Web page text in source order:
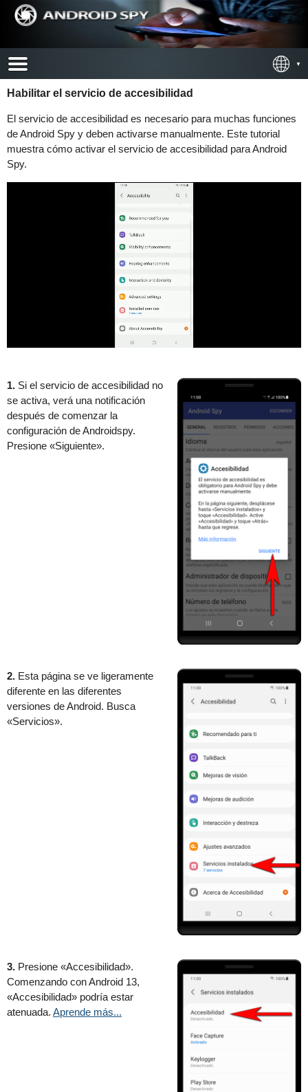
Habilitar el servicio de accesibilidad
El servicio de accesibilidad es necesario para muchas funciones
de Android Spy y deben activarse manualmente. Este tutorial
muestra cómo activar el servicio de accesibilidad para Android
Spy.
1. Si el servicio de accesibilidad no
se activa, verá una notificación
después de comenzar la
configuración de Androidspy.
Presione «Siguiente».
2. Esta página se ve ligeramente
diferente en las diferentes
versiones de Android. Busca
«Servicios».
3. Presione «Accesibilidad».
Comenzando con Android 13,
«Accesibilidad» podría estar
atenuada. Aprende más...